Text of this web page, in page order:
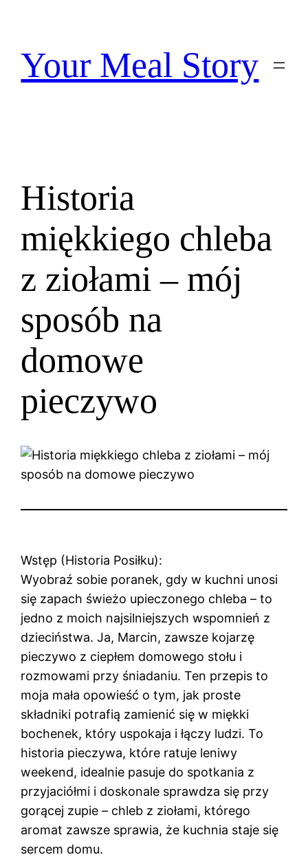
treściYour Meal Story
Historia
miękkiego chleba
z ziołami – mój
sposób na
domowe
pieczywo
Wstęp (Historia Posiłku):
Wyobraź sobie poranek, gdy w kuchni unosi
się zapach świeżo upieczonego chleba – to
jedno z moich najsilniejszych wspomnień z
dzieciństwa. Ja, Marcin, zawsze kojarzę
pieczywo z ciepłem domowego stołu i
rozmowami przy śniadaniu. Ten przepis to
moja mała opowieść o tym, jak proste
składniki potrafią zamienić się w miękki
bochenek, który uspokaja i łączy ludzi. To
historia pieczywa, które ratuje leniwy
weekend, idealnie pasuje do spotkania z
przyjaciółmi i doskonale sprawdza się przy
gorącej zupie – chleb z ziołami, którego
aromat zawsze sprawia, że kuchnia staje się
sercem domu.